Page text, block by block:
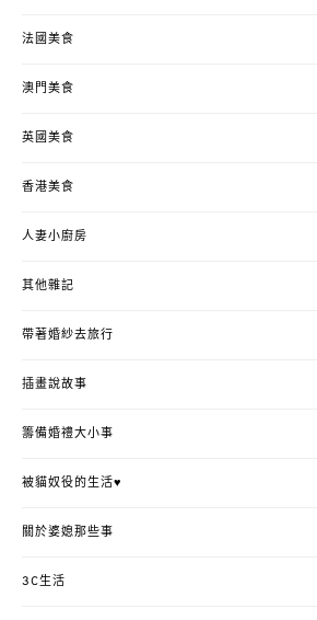
法國美食
澳門美食
英國美食
香港美食
人妻小廚房
其他雜記
帶著婚紗去旅行
插畫說故事
籌備婚禮大小事
被貓奴役的生活♥
關於婆媳那些事
3C生活